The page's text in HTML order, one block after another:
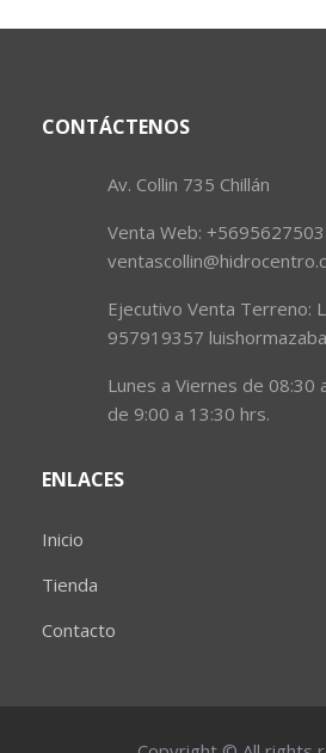
CONTÁCTENOS
Av. Collin 735 Chillán
Venta Web:
Ejecutivo Venta Terreno:
957919357
Lunes a Viernes de 08:30
de 9:00 a 13:30 hrs.
ENLACES
Inicio
Tienda
Contacto